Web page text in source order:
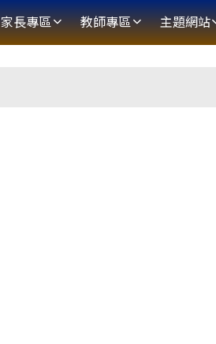
家長專區 教師專區 主題網站